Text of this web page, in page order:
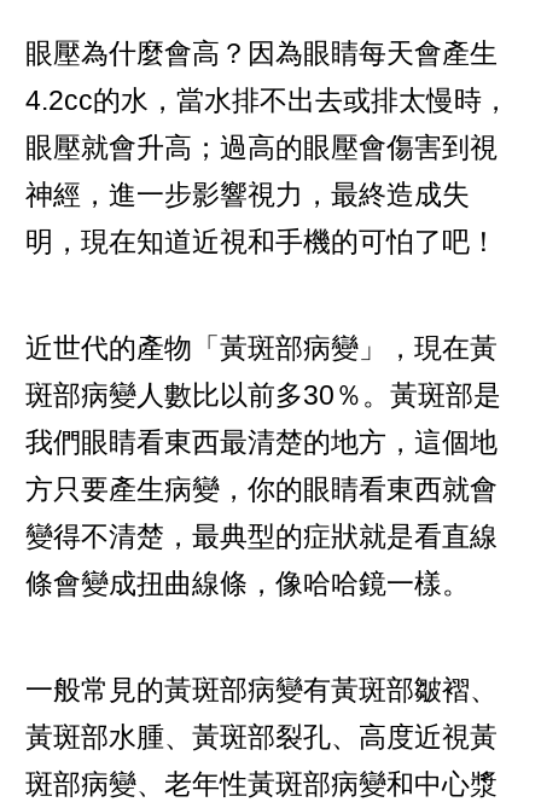
眼壓為什麼會高？因為眼睛每天會產生
4.2cc的水，當水排不出去或排太慢時，
眼壓就會升高；過高的眼壓會傷害到視
神經，進一步影響視力，最終造成失
明，現在知道近視和手機的可怕了吧！
近世代的產物「黃斑部病變」，現在黃
斑部病變人數比以前多30％。黃斑部是
我們眼睛看東西最清楚的地方，這個地
方只要產生病變，你的眼睛看東西就會
變得不清楚，最典型的症狀就是看直線
條會變成扭曲線條，像哈哈鏡一樣。
一般常見的黃斑部病變有黃斑部皺褶、
黃斑部水腫、黃斑部裂孔、高度近視黃
斑部病變、老年性黃斑部病變和中心漿